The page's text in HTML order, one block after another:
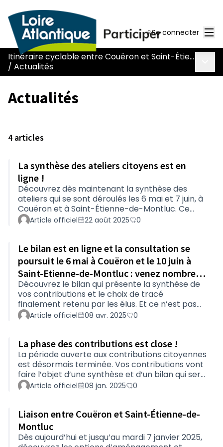
Se connecter
Itinéraire cyclable entre Couëron et Saint-Étienne-de-Montluc (L019)
/ Actualités
Actualités
4 articles
La synthèse des ateliers citoyens est en
ligne !
Découvrez dès maintenant la synthèse des
ateliers qui se sont déroulés les 6 mai et 7 juin, à
Couëron et à Saint-Étienne-de-Montluc. Ce
document reprend : Les éléments de contexte
participantes et participants, Les suites à
donner à ce projet. Un grand merci à toutes et
tous pour votre participation active !
Article officiel 22 août 2025 0
Le bilan est en ligne et la consultation se
poursuit le 6 mai à Couëron et le 10 juin à
Saint-Etienne-de-Montluc : venez nombreux
!
Découvrez le bilan qui présente la synthèse de
vos contributions et le choix de tracé
finalement retenu par les élus. Et ce n’est pas
fini ! Vous pouvez participer à un atelier sur les
déplacement entre Couëron et Saint-Étienne-
de-Montluc, à vélo, à pied, en voiture ou à l’aide
d’autres types de véhicules (car, tracteur, …) est
précieuse pour envisager ensemble les
meilleurs choix relatifs, par exemple, à la
vitesse…
Article officiel 08 avr. 2025 0
La phase des contributions est close !
La période ouverte aux contributions citoyennes
est désormais terminée. Vos contributions vont
faire l’objet d’une synthèse et d’un bilan qui sera
disponible sur cette plateforme. Pour être
Article officiel 08 jan. 2025 0
Liaison entre Couëron et Saint-Étienne-de-
Montluc
Dès aujourd’hui et jusqu’au mardi 7 janvier 2025,